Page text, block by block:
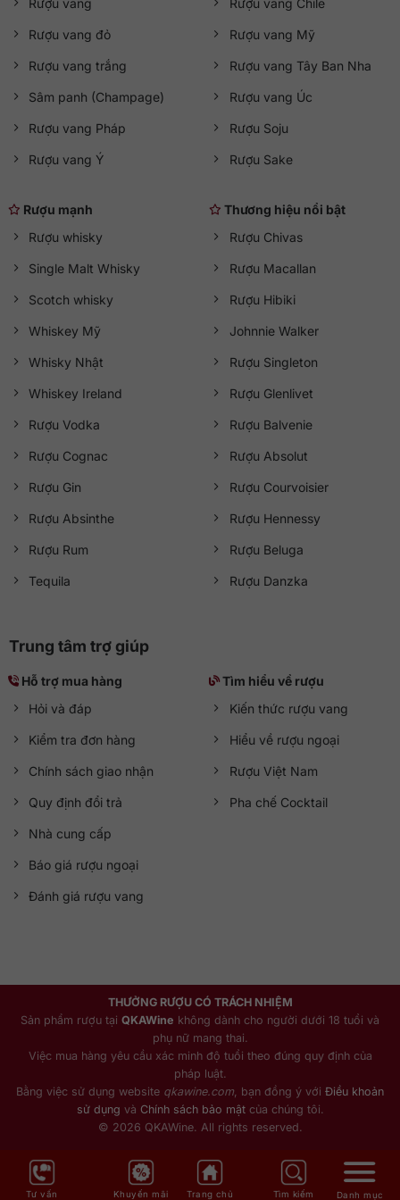
sang trọng, xa hoa, quyến rũ, thanh lịch và cực kỳ mạnh mẽ,
cân bằng, tròn đầy, hài hòa mọi hương vị với sự nổi bật của
nổi trội của quế và vani.
Cách thưởng thức Hennessy XO đúng
điệu
Sẽ thật hoàn hảo khi chai Hennessy X.O xuất hiện cùng một
cảm nhận mùi thơm tuyệt vời.
Rượu vang
Rượu vang đỏ
Rượu vang trắng
Sâm panh (Champage)
Rượu vang Pháp
Rượu vang Ý
Rượu vang Chile
Rượu vang Mỹ
Rượu vang Tây Ban Nha
Rượu vang Úc
Rượu Soju
Rượu Sake
Rượu mạnh
Rượu whisky
Single Malt Whisky
Scotch whisky
Whiskey Mỹ
Whisky Nhật
Whiskey Ireland
Rượu Vodka
Rượu Cognac
Rượu Gin
Rượu Absinthe
Rượu Rum
Tequila
Thương hiệu nổi bật
Rượu Chivas
Rượu Macallan
Rượu Hibiki
Johnnie Walker
Rượu Singleton
Rượu Glenlivet
Rượu Balvenie
Rượu Absolut
Rượu Courvoisier
Rượu Hennessy
Rượu Beluga
Rượu Danzka
Trung tâm trợ giúp
Hỗ trợ mua hàng
Hỏi và đáp
Kiểm tra đơn hàng
Chính sách giao nhận
Quy định đổi trả
Nhà cung cấp
Báo giá rượu ngoại
Đánh giá rượu vang
Tìm hiểu về rượu
Kiến thức rượu vang
Hiểu về rượu ngoại
Rượu Việt Nam
Pha chế Cocktail
THƯỞNG RƯỢU CÓ TRÁCH NHIỆM
Sản phẩm rượu tại QKAWine không dành cho người dưới 18 tuổi và
phụ nữ mang thai.
Việc mua hàng yêu cầu xác minh độ tuổi theo đúng quy định của
pháp luật.
Bằng việc sử dụng website qkawine.com , bạn đồng ý với Điều khoản
sử dụng và Chính sách bảo mậtcủa chúng tôi.
© 2026 QKAWine. All rights reserved.
Tư vấn Khuyến mãi Trang chủ Tìm kiếm Danh mục